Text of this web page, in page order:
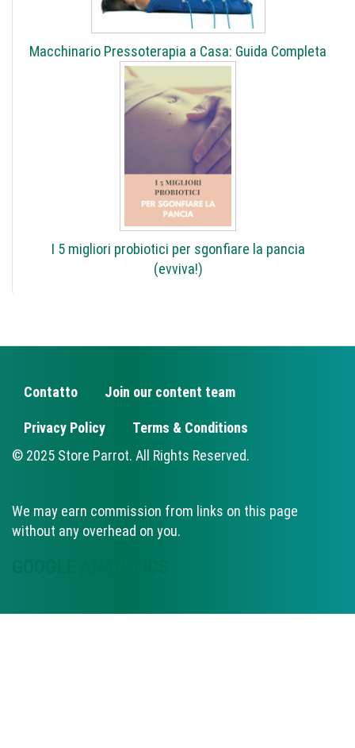
Macchinario Pressoterapia a Casa: Guida Completa
I 5 migliori probiotici per sgonfiare la pancia
(evviva!)
FOOTER
Contatto Join our content team
Privacy Policy
Terms & Conditions
© 2025 Store Parrot. All Rights Reserved.
We may earn commission from links on this page
without any overhead on you.